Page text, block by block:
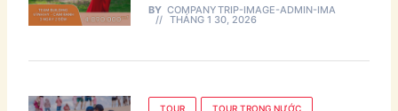
BY COMPANYTRIP-IMAGE-ADMIN-IMA
THÁNG 1 30, 2026
TOUR TOUR TRONG NƯỚC